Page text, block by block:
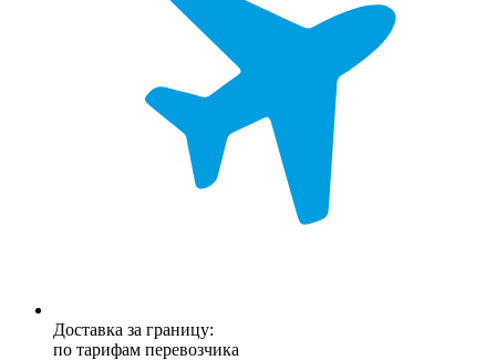
Доставка за границу:
по тарифам перевозчика